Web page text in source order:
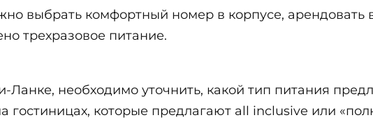
выбрать комфортный номер в корпусе, арендовать
трехразовое питание.
необходимо уточнить, какой тип питания
гостиницах, которые предлагают all inclusive или